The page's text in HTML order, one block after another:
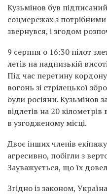
Кузьмінов був
соцмережах з
звернувся, і згодом
9 серпня о 16:30 пілот
летів на наднизькій
Під час перетину
вогонь зі стрілецької
були росіяни. Кузьмінов
відлетів на 20
в узгодженому місці.
Двоє інших членів
агресивно, побігли з
Зауважується, що їх
Згідно із законом,